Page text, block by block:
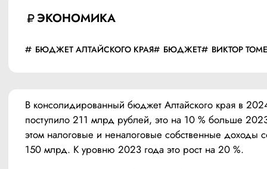
ЭКОНОМИКА
БЮДЖЕТ АЛТАЙСКОГО КРАЯ БЮДЖЕТ ВИКТОР
В консолидированный бюджет Алтайского края в
поступило 211 млрд рублей, это на 10 % больше
этом налоговые и неналоговые собственные доходы
150 млрд. К уровню 2023 года это рост на 20 %.